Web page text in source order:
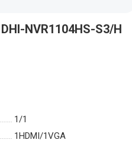
NVR1104HS-S3/H
1/1
1HDMI/1VGA